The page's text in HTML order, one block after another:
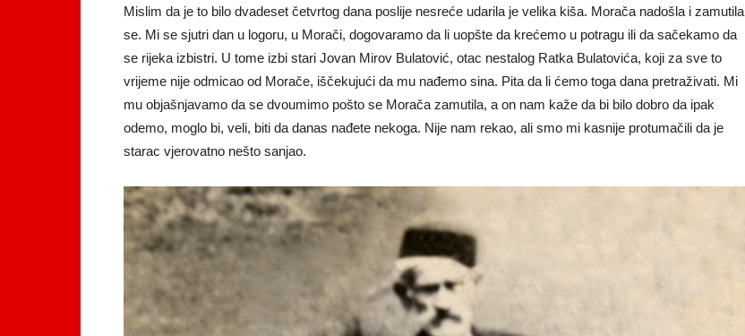
Mislim da je to bilo dvadeset četvrtog dana poslije nesreće udarila je velika kiša. Morača nadošla i zamutila
se. Mi se sjutri dan u logoru, u Morači, dogovaramo da li uopšte da krećemo u potragu ili da sačekamo da
se rijeka izbistri. U tome izbi stari Jovan Mirov Bulatović, otac nestalog Ratka Bulatovića, koji za sve to
vrijeme nije odmicao od Morače, iščekujući da mu nađemo sina. Pita da li ćemo toga dana pretraživati. Mi
mu objašnjavamo da se dvoumimo pošto se Morača zamutila, a on nam kaže da bi bilo dobro da ipak
odemo, moglo bi, veli, biti da danas nađete nekoga. Nije nam rekao, ali smo mi kasnije protumačili da je
starac vjerovatno nešto sanjao.